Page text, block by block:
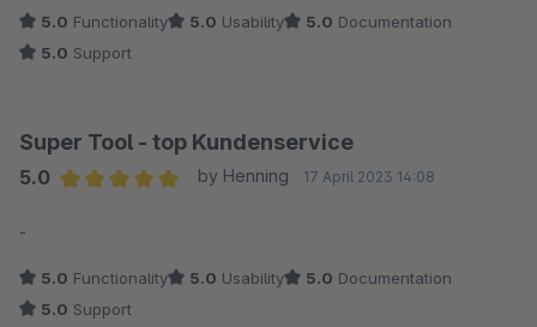
5.0 Functionality 5.0 Usability 5.0 Documentation
5.0 Support
Super Tool - top Kundenservice
5.0
by Henning 17 April 2023 14:08
-
5.0 Functionality 5.0 Usability 5.0 Documentation
5.0 Support